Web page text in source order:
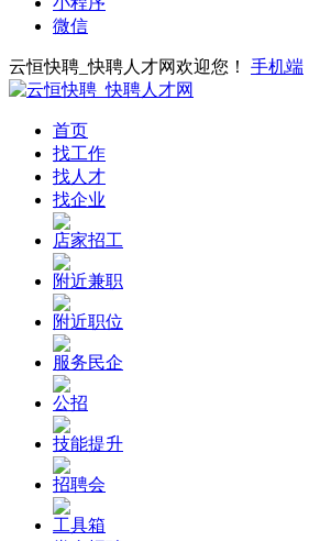
微信
云恒快聘_快聘人才网欢迎您！ 手机端
首页
找工作
找人才
找企业
店家招工
附近兼职
附近职位
服务民企
公招
技能提升
招聘会
工具箱